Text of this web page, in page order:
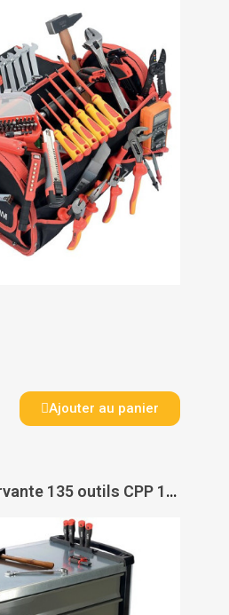
Ajouter au panier
Composition servante 135 outils CPP 135 SV - SAM OUTILLAGE